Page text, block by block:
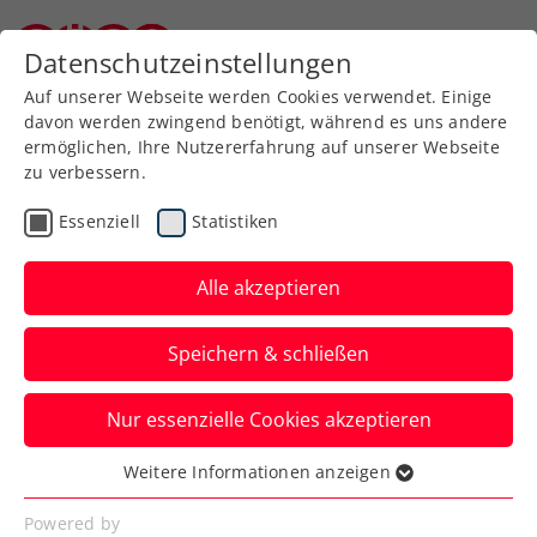
Zurück zur Newsübersicht
Rollstuhltennis
Nennschluss bei den
win2day Open – Die
Tennis-
Staatsmeisterschaften
Auch bei den win2day Open – Die
Datenschutzeinstellungen
Auf unserer Webseite werden Cookies verwendet. Einige
davon werden zwingend benötigt, während es uns andere
ermöglichen, Ihre Nutzererfahrung auf unserer Webseite
zu verbessern.
Essenziell Statistiken
Alle akzeptieren
Speichern & schließen
Nur essenzielle Cookies akzeptieren
Essenziell
Essenzielle Cookies werden für grundlegende
Weitere Informationen anzeigen
Powered by